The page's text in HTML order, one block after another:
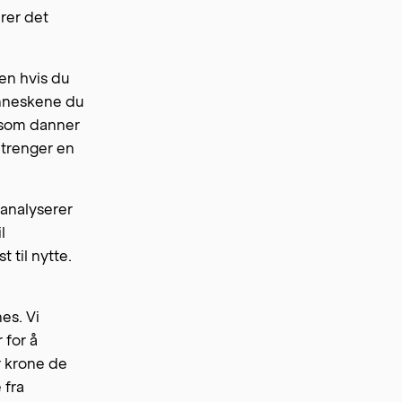
det
hvis du
du
danner
en
til nytte.
Vi
for å
krone de
fra